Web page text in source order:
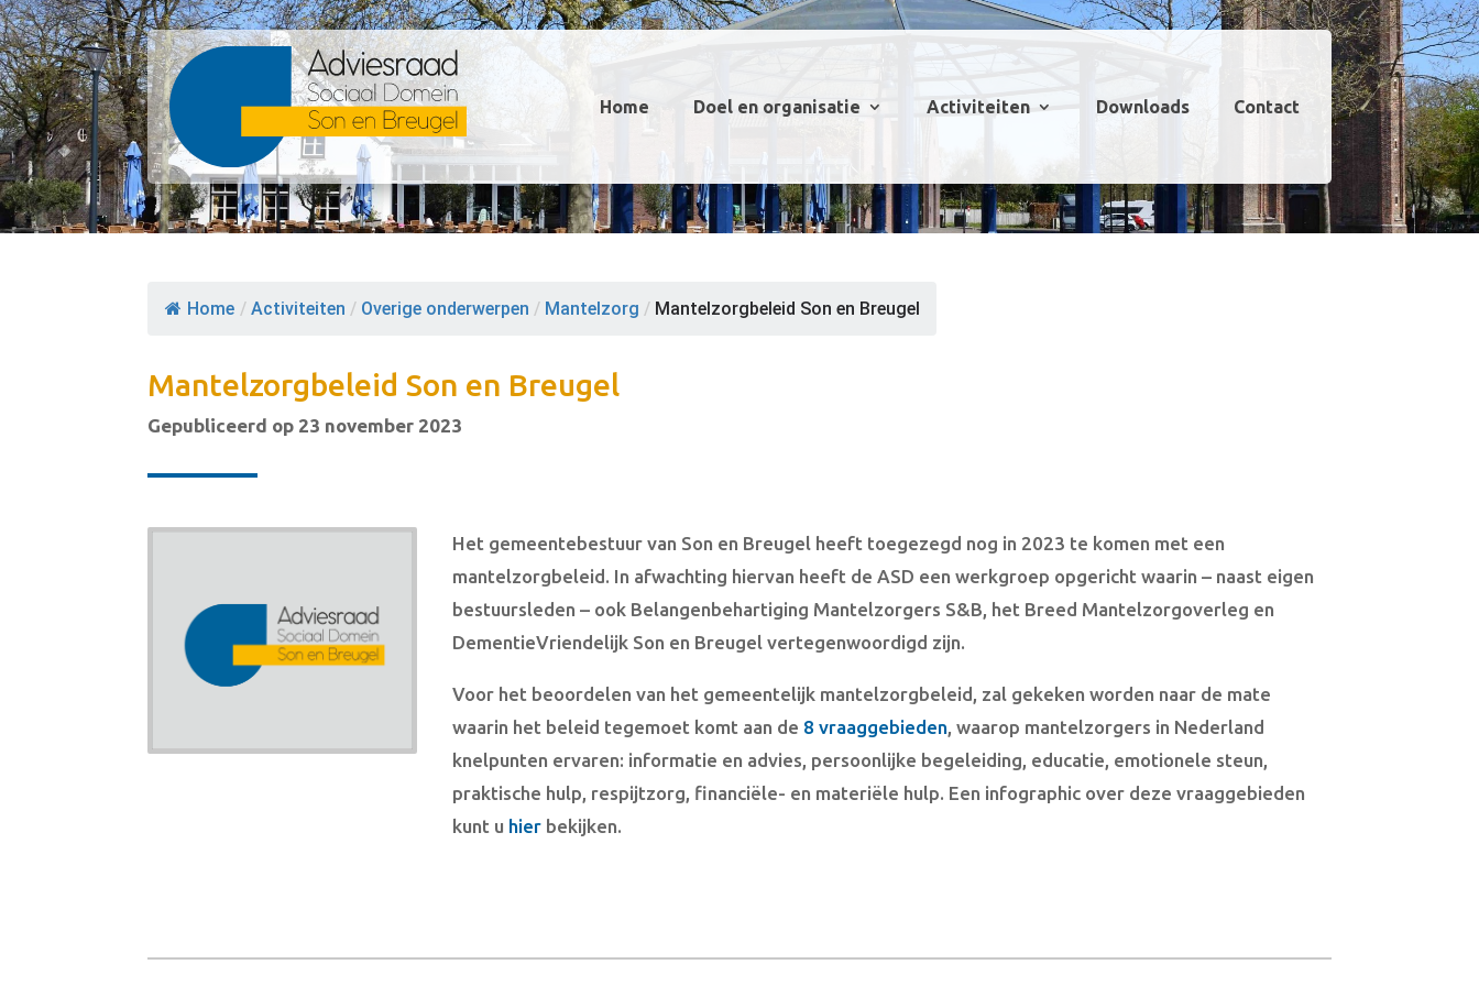
Home Doel en organisatie Activiteiten Downloads Contact
Home / Activiteiten / Overige onderwerpen / Mantelzorg / Mantelzorgbeleid Son en Breugel
Mantelzorgbeleid Son en Breugel
Gepubliceerd op 23 november 2023
Het gemeentebestuur van Son en Breugel heeft toegezegd nog in 2023 te komen met een
mantelzorgbeleid. In afwachting hiervan heeft de ASD een werkgroep opgericht waarin – naast eigen
bestuursleden – ook Belangenbehartiging Mantelzorgers S&B, het Breed Mantelzorgoverleg en
DementieVriendelijk Son en Breugel vertegenwoordigd zijn.
Voor het beoordelen van het gemeentelijk mantelzorgbeleid, zal gekeken worden naar de mate
waarin het beleid tegemoet komt aan de 8 vraaggebieden, waarop mantelzorgers in Nederland
knelpunten ervaren: informatie en advies, persoonlijke begeleiding, educatie, emotionele steun,
praktische hulp, respijtzorg, financiële- en materiële hulp. Een infographic over deze vraaggebieden
kunt u hier bekijken.